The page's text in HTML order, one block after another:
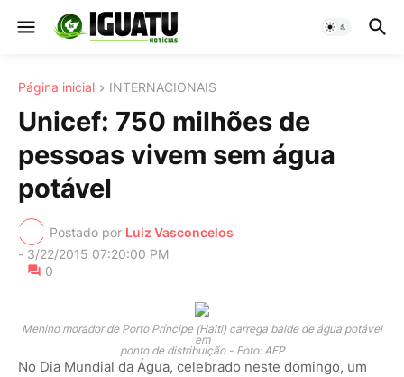
Página inicial INTERNACIONAIS
Unicef: 750 milhões de
pessoas vivem sem água
potável
Postado por Luiz Vasconcelos
- 3/22/2015 07:20:00 PM
0
Menino morador de Porto Príncipe (Haiti) carrega balde de água potável
em
ponto de distribuição - Foto: AFP
No Dia Mundial da Água, celebrado neste domingo, um